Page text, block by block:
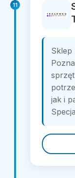
11
Sklep
jak i